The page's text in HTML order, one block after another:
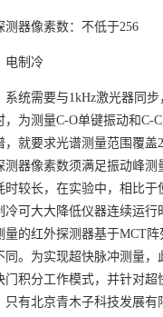
测器像素数：不低于256
电制冷
系统需要与1kHz激光器同
，为测量C-O单键振动和C-
就要求光谱测量范围覆盖
测器像素数须满足振动峰
时较长，在实验中，相比于
冷可大大降低仪器连续运行
量的红外探测器基于MCT
同。为实现超快脉冲测量，
门积分工作模式，并针对超
只有北京青木子科技发展有